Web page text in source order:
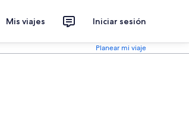
Mis viajes Iniciar sesión
Planear mi viaje